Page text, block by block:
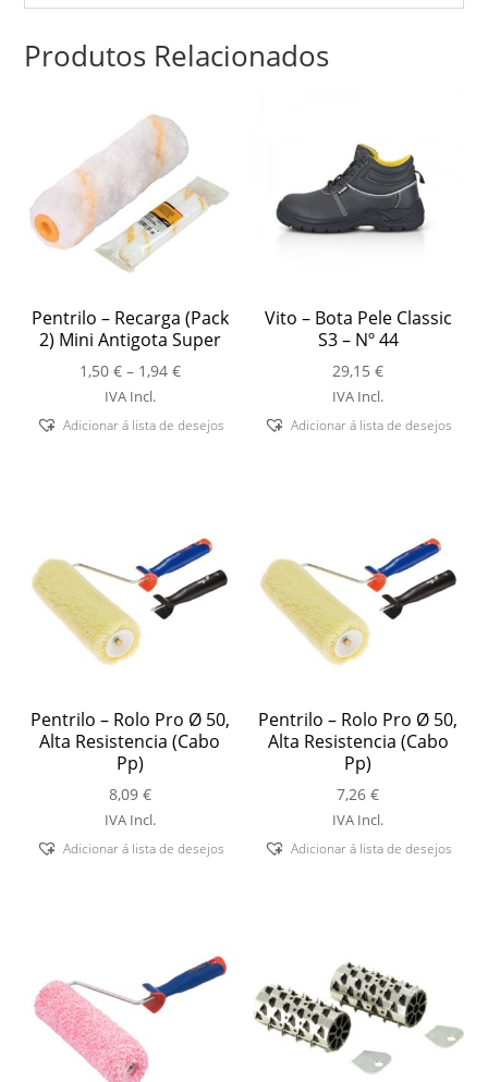
Produtos Relacionados
Pentrilo – Recarga (Pack
2) Mini Antigota Super
1,50 € – 1,94 €Price
1,50 €
through
IVA Incl.
Adicionar á lista de desejos
Vito – Bota Pele Classic
S3 – Nº 44
29,15€
IVA Incl.
Adicionar á lista de desejos
Pentrilo – Rolo Pro Ø 50,
Alta Resistencia (Cabo
Pp)
8,09 €
IVA Incl.
Adicionar á lista de desejos
Pentrilo – Rolo Pro Ø 50,
Alta Resistencia (Cabo
Pp)
7,26€
IVA Incl.
Adicionar á lista de desejos